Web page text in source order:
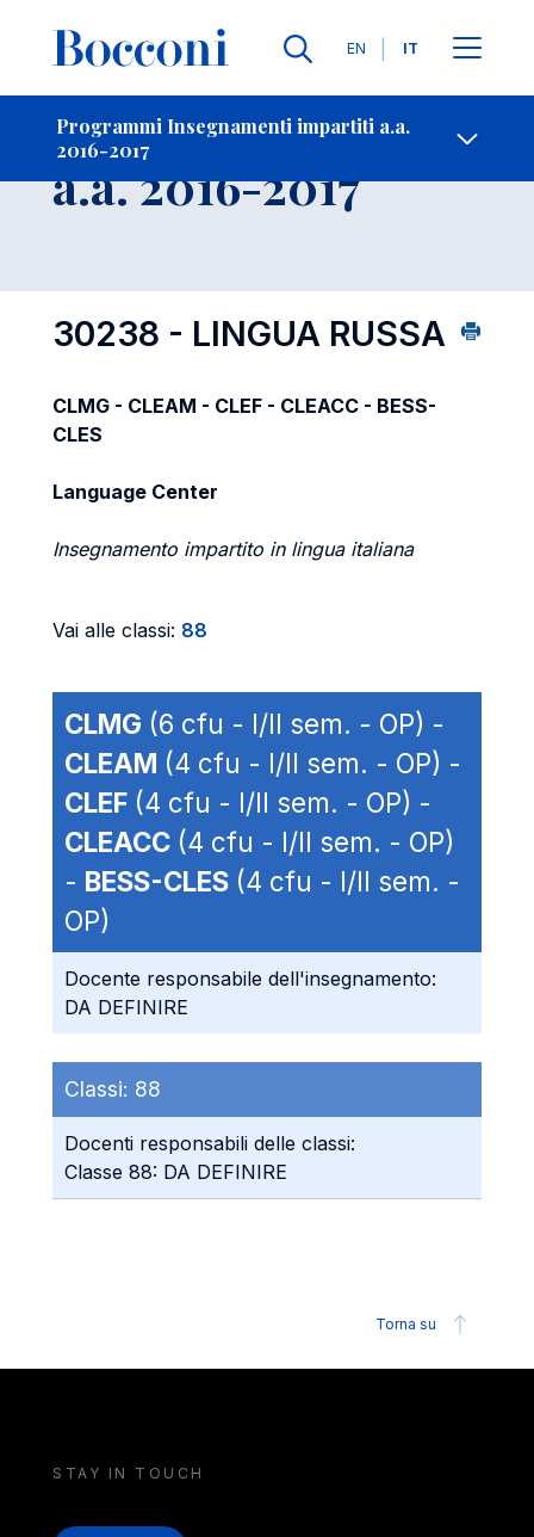
Lingue
EN IT
Programmi Insegnamenti impartiti a.a.
2016-2017
-
Insegnamento
a.a. 2016-2017
30238 - LINGUA RUSSA
CLMG - CLEAM - CLEF - CLEACC - BESS-
CLES
Language Center
Insegnamento impartito in lingua italiana
Vai alle classi: 88
CLMG (6 cfu - I/II sem. - OP) -
CLEAM (4 cfu - I/II sem. - OP) -
CLEF (4 cfu - I/II sem. - OP) -
CLEACC (4 cfu - I/II sem. - OP)
- BESS-CLES (4 cfu - I/II sem. -
OP)
Docente responsabile dell'insegnamento:
DA DEFINIRE
Classi: 88
Docenti responsabili delle classi:
Classe 88: DA DEFINIRE
Torna su
STAY IN TOUCH